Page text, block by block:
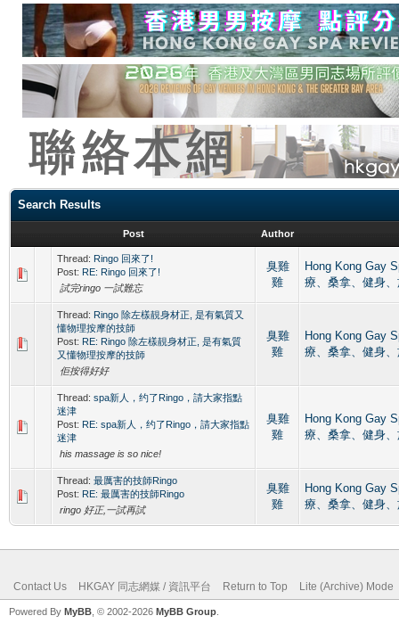
Search Results
Post Author
Thread: Ringo 回來了!
Post: RE: Ringo 回來了!
試完ringo 一試難忘
臭雞
雞
Hong Kong Gay
療、桑拿、健身
Thread: Ringo 除左樣靚身材正, 是有氣質又
懂物理按摩的技師
Post: RE: Ringo 除左樣靚身材正, 是有氣質
又懂物理按摩的技師
佢按得好好
臭雞
雞
Hong Kong Gay
療、桑拿、健身
Thread: spa新人，约了Ringo，請大家指點
迷津
Post: RE: spa新人，约了Ringo，請大家指點
迷津
his massage is so nice!
臭雞
雞
Hong Kong Gay
療、桑拿、健身
Thread: 最厲害的技師Ringo
Post: RE: 最厲害的技師Ringo
ringo 好正,一試再試
臭雞
雞
Hong Kong Gay
療、桑拿、健身
Contact Us HKGAY 同志網媒 / 資訊平台 Return to Top Lite (Archive) Mode
Powered By MyBB , © 2002-2026 MyBB Group